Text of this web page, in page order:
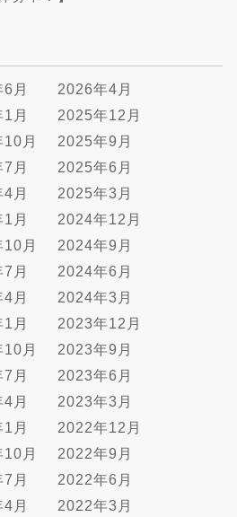
月
2026年4月
月
2025年12月
月
2025年9月
月
2025年6月
月
2025年3月
月
2024年12月
月
2024年9月
月
2024年6月
月
2024年3月
月
2023年12月
月
2023年9月
月
2023年6月
月
2023年3月
月
2022年12月
月
2022年9月
月
2022年6月
月
2022年3月